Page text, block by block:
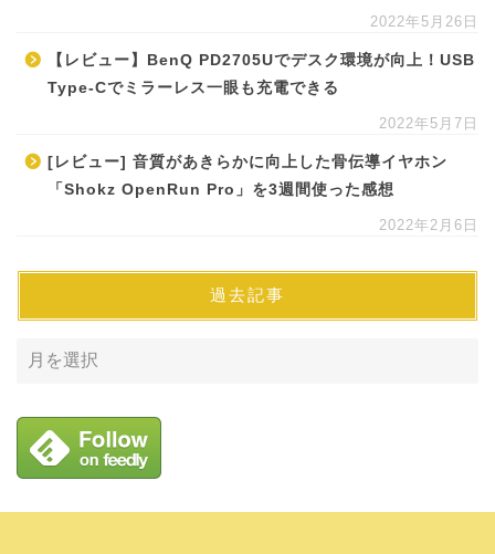
2022年5月26日
【レビュー】BenQ PD2705Uでデスク環境が向上！USB
Type-Cでミラーレス一眼も充電できる
2022年5月7日
[レビュー] 音質があきらかに向上した骨伝導イヤホン
「Shokz OpenRun Pro」を3週間使った感想
2022年2月6日
過去記事